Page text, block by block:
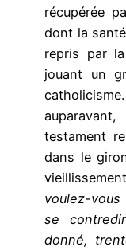
récupérée
dont la
repris par
jouant un
testament
dans le
voulez-
se
donné,